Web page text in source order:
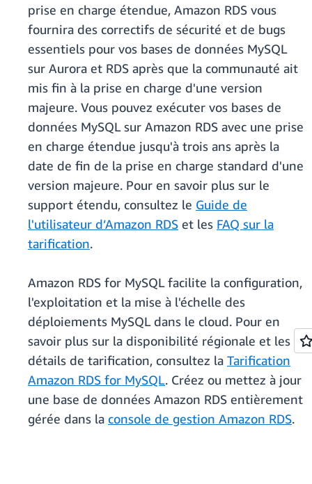
prise en charge étendue, Amazon RDS vous
fournira des correctifs de sécurité et de bugs
essentiels pour vos bases de données MySQL
sur Aurora et RDS après que la communauté ait
mis fin à la prise en charge d'une version
majeure. Vous pouvez exécuter vos bases de
données MySQL sur Amazon RDS avec une prise
en charge étendue jusqu'à trois ans après la
date de fin de la prise en charge standard d'une
version majeure. Pour en savoir plus sur le
support étendu, consultez le Guide de
l'utilisateur d’Amazon RDS et les FAQ sur la
tarification.
Amazon RDS for MySQL facilite la configuration,
l'exploitation et la mise à l'échelle des
déploiements MySQL dans le cloud. Pour en
savoir plus sur la disponibilité régionale et les
détails de tarification, consultez la Tarification
Amazon RDS for MySQL. Créez ou mettez à jour
une base de données Amazon RDS entièrement
gérée dans la console de gestion Amazon RDS.